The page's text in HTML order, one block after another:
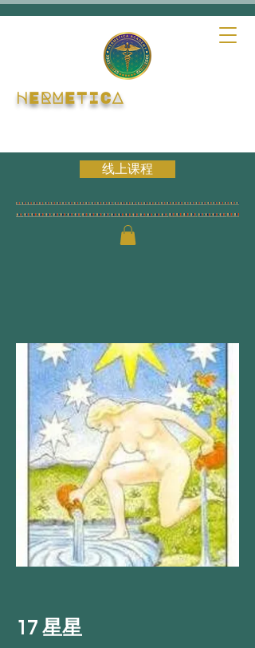
HERMETICA
线上课程
17 星星